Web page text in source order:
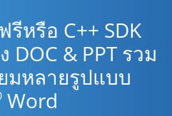
หรือ C++ SDK
DOC & PPT รวม
มหลายรูปแบบ
Word